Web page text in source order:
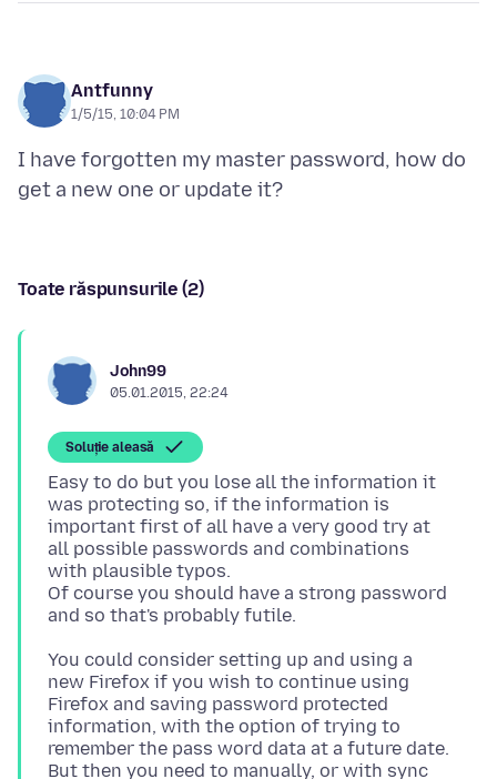
Antfunny
1/5/15, 10:04 PM
I have forgotten my master password, how do
Toate răspunsurile (2)
John99
05.01.2015, 22:24
Soluție aleasă
Easy to do but you lose all the information it
was protecting so, if the information is
important first of all have a very good try at
all possible passwords and combinations
with plausible typos.
Of course you should have a strong password
You could consider setting up and using a
new Firefox if you wish to continue using
Firefox and saving password protected
information, with the option of trying to
remember the pass word data at a future date.
But then you need to manually, or with sync